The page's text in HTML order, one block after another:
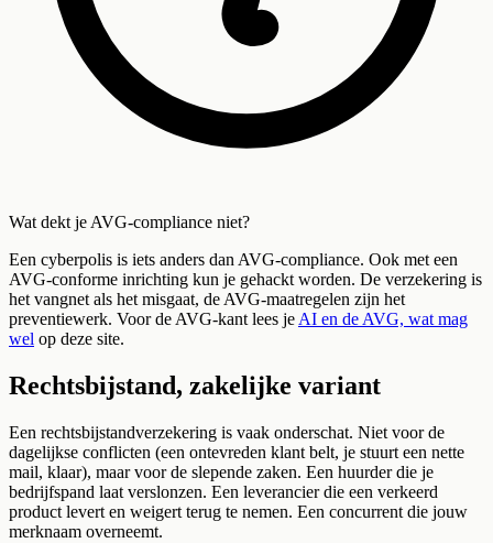
Wat dekt je AVG-compliance niet?
Een cyberpolis is iets anders dan AVG-compliance. Ook met een
AVG-conforme inrichting kun je gehackt worden. De verzekering is
het vangnet als het misgaat, de AVG-maatregelen zijn het
preventiewerk. Voor de AVG-kant lees jeAI en de AVG, wat mag
wel op deze site.
Rechtsbijstand, zakelijke variant
Een rechtsbijstandverzekering is vaak onderschat. Niet voor de
dagelijkse conflicten (een ontevreden klant belt, je stuurt een nette
mail, klaar), maar voor de slepende zaken. Een huurder die je
bedrijfspand laat verslonzen. Een leverancier die een verkeerd
product levert en weigert terug te nemen. Een concurrent die jouw
merknaam overneemt.